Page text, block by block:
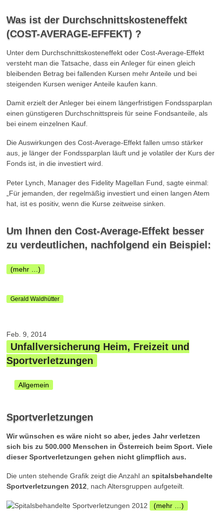
Was ist der Durchschnittskosteneffekt
(COST-AVERAGE-EFFEKT) ?
Unter dem Durchschnittskosteneffekt oder Cost-Average-Effekt
versteht man die Tatsache, dass ein Anleger für einen gleich
bleibenden Betrag bei fallenden Kursen mehr Anteile und bei
steigenden Kursen weniger Anteile kaufen kann.
Damit erzielt der Anleger bei einem längerfristigen Fondssparplan
einen günstigeren Durchschnittspreis für seine Fondsanteile, als
bei einem einzelnen Kauf.
Die Auswirkungen des Cost-Average-Effekt fallen umso stärker
aus, je länger der Fondssparplan läuft und je volatiler der Kurs der
Fonds ist, in die investiert wird.
Peter Lynch, Manager des Fidelity Magellan Fund, sagte einmal:
„Für jemanden, der regelmäßig investiert und einen langen Atem
hat, ist es positiv, wenn die Kurse zeitweise sinken.
Um Ihnen den Cost-Average-Effekt besser
zu verdeutlichen, nachfolgend ein Beispiel:
(mehr …)
Gerald Waldhütter
Feb. 9, 2014
Unfallversicherung Heim, Freizeit und
Sportverletzungen
Allgemein
Sportverletzungen
Wir wünschen es wäre nicht so aber, jedes Jahr verletzen
sich bis zu 500.000 Menschen in Österreich beim Sport. Viele
dieser Sportverletzungen gehen nicht glimpflich aus.
Die unten stehende Grafik zeigt die Anzahl anspitalsbehandelte
Sportverletzungen 2012, nach Altersgruppen aufgeteilt.
(mehr …)